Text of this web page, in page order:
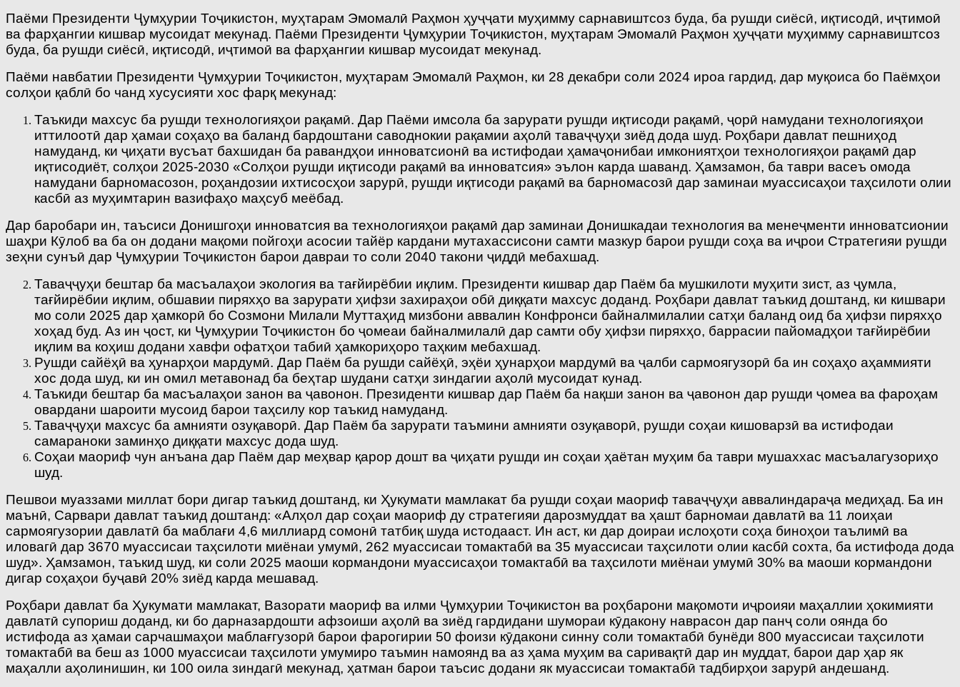
Паёми Президенти Ҷумҳурии Тоҷикистон, муҳтарам Эмомалӣ Раҳмон ҳуҷҷати муҳимму сарнавиштсоз буда, ба рушди сиёсӣ, иқтисодӣ, иҷтимоӣ
ва фарҳангии кишвар мусоидат мекунад. Паёми Президенти Ҷумҳурии Тоҷикистон, муҳтарам Эмомалӣ Раҳмон ҳуҷҷати муҳимму сарнавиштсоз
буда, ба рушди сиёсӣ, иқтисодӣ, иҷтимоӣ ва фарҳангии кишвар мусоидат мекунад.
Паёми навбатии Президенти Ҷумҳурии Тоҷикистон, муҳтарам Эмомалӣ Раҳмон, ки 28 декабри соли 2024 ироа гардид, дар муқоиса бо Паёмҳои
солҳои қаблӣ бо чанд хусусияти хос фарқ мекунад:
Таъкиди махсус ба рушди технологияҳои рақамӣ. Дар Паёми имсола ба зарурати рушди иқтисоди рақамӣ, ҷорӣ намудани технологияҳои
иттилоотӣ дар ҳамаи соҳаҳо ва баланд бардоштани саводнокии рақамии аҳо­лӣ таваҷҷуҳи зиёд дода шуд. Роҳбари давлат пешниҳод
намуданд, ки ҷиҳати вусъат бахшидан ба равандҳои инноватсионӣ ва истифодаи ҳамаҷонибаи имкониятҳои технологияҳои рақамӣ дар
иқтисодиёт, солҳои 2025-2030 «Солҳои рушди иқтисоди рақамӣ ва инноватсия» эълон карда шаванд. Ҳамзамон, ба таври васеъ омода
намудани барномасозон, роҳандозии ихтисосҳои зарурӣ, рушди иқтисоди рақамӣ ва барномасозӣ дар заминаи муассисаҳои таҳсилоти олии
касбӣ аз муҳимтарин вазифаҳо маҳсуб меёбад.
Дар баробари ин, таъсиси Донишгоҳи инноватсия ва технологияҳои рақамӣ дар заминаи Донишкадаи технология ва менеҷменти инноватсионии
шаҳри Кӯлоб ва ба он додани мақоми пойгоҳи асосии тайёр кардани мутахассисони самти мазкур барои рушди соҳа ва иҷрои Стратегияи рушди
зеҳни сунъӣ дар Ҷумҳурии Тоҷикистон барои давраи то соли 2040 такони ҷиддӣ мебахшад.
Таваҷҷуҳи бештар ба масъалаҳои экология ва тағйирёбии иқлим. Президенти кишвар дар Паём ба мушкилоти муҳити зист, аз ҷумла,
тағйирёбии иқлим, обшавии пиряхҳо ва зарурати ҳифзи захираҳои обӣ диққати махсус доданд. Роҳбари давлат таъкид доштанд, ки кишвари
мо соли 2025 дар ҳамкорӣ бо Созмони Милали Муттаҳид мизбони аввалин Конфронси байналмилалии сатҳи баланд оид ба ҳифзи пиряхҳо
хоҳад буд. Аз ин ҷост, ки Ҷумҳурии Тоҷикистон бо ҷомеаи байналмилалӣ дар самти обу ҳифзи пиряхҳо, баррасии пайомадҳои тағйирёбии
иқлим ва коҳиш додани хавфи офатҳои табиӣ ҳамкориҳоро таҳким мебахшад.
Рушди сайёҳӣ ва ҳунарҳои мардумӣ. Дар Паём ба рушди сайёҳӣ, эҳёи ҳунарҳои мардумӣ ва ҷалби сармоягузорӣ ба ин соҳаҳо аҳаммияти
хос дода шуд, ки ин омил метавонад ба беҳтар шудани сатҳи зиндагии аҳолӣ мусоидат кунад.
Таъкиди бештар ба масъалаҳои занон ва ҷавонон. Президенти кишвар дар Паём ба нақши занон ва ҷавонон дар рушди ҷомеа ва фароҳам
овардани шароити мусоид барои таҳсилу кор таъкид намуданд.
Таваҷҷуҳи махсус ба амнияти озуқаворӣ. Дар Паём ба зарурати таъмини амнияти озуқаворӣ, рушди соҳаи кишоварзӣ ва истифодаи
самараноки заминҳо диққати махсус дода шуд.
Соҳаи маориф чун анъана дар Паём дар меҳвар қарор дошт ва ҷиҳати рушди ин соҳаи ҳаётан муҳим ба таври мушаххас масъалагузориҳо
шуд.
Пешвои муаззами миллат бори дигар таъкид доштанд, ки Ҳукумати мамлакат ба рушди соҳаи маориф таваҷҷуҳи аввалиндараҷа медиҳад. Ба ин
маънӣ, Сарвари давлат таъкид доштанд: «Алҳол дар соҳаи маориф ду стратегияи дарозмуддат ва ҳашт барномаи давлатӣ ва 11 лоиҳаи
сармоягузории давлатӣ ба маблағи 4,6 миллиард сомонӣ татбиқ шуда истодааст. Ин аст, ки дар доираи ислоҳоти соҳа биноҳои таълимӣ ва
иловагӣ дар 3670 муассисаи таҳсилоти миёнаи умумӣ, 262 муассисаи томактабӣ ва 35 муассисаи таҳсилоти олии касбӣ сохта, ба истифода дода
шуд». Ҳамзамон, таъкид шуд, ки соли 2025 маоши кормандони муассисаҳои томак­табӣ ва таҳ­силоти миёнаи умумӣ 30% ва маоши кормандони
дигар соҳаҳои буҷавӣ 20% зиёд карда мешавад.
Роҳбари давлат ба Ҳукумати мамлакат, Вазорати маориф ва илми Ҷумҳурии Тоҷикистон ва роҳбарони мақомоти иҷроияи маҳаллии ҳокимияти
давлатӣ супориш доданд, ки бо дарназардошти афзоиши аҳолӣ ва зиёд гардидани шумораи кӯдакону наврасон дар панҷ соли оянда бо
истифода аз ҳамаи сарчашмаҳои маблағгузорӣ барои фарогирии 50 фоизи кӯдакони синну соли томактабӣ бунёди 800 муассисаи таҳсилоти
томактабӣ ва беш аз 1000 муассисаи таҳсилоти умумиро таъмин намоянд ва аз ҳама муҳим ва саривақтӣ дар ин муддат, барои дар ҳар як
маҳалли аҳолинишин, ки 100 оила зиндагӣ мекунад, ҳатман барои таъсис додани як муассисаи томактабӣ тадбирҳои зарурӣ андешанд.